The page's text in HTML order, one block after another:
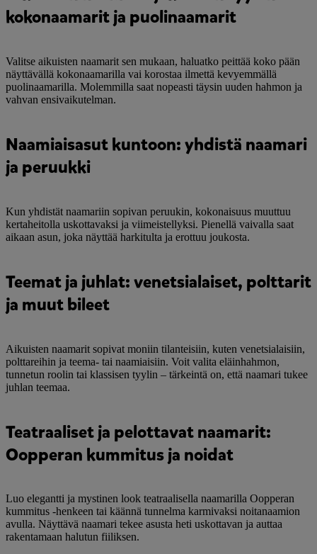
kokonaamarit ja puolinaamarit
Valitse aikuisten naamarit sen mukaan, haluatko peittää koko pään
näyttävällä kokonaamarilla vai korostaa ilmettä kevyemmällä
puolinaamarilla. Molemmilla saat nopeasti täysin uuden hahmon ja
vahvan ensivaikutelman.
Naamiaisasut kuntoon: yhdistä naamari
ja peruukki
Kun yhdistät naamariin sopivan peruukin, kokonaisuus muuttuu
kertaheitolla uskottavaksi ja viimeistellyksi. Pienellä vaivalla saat
aikaan asun, joka näyttää harkitulta ja erottuu joukosta.
Teemat ja juhlat: venetsialaiset, polttarit
ja muut bileet
Aikuisten naamarit sopivat moniin tilanteisiin, kuten venetsialaisiin,
polttareihin ja teema- tai naamiaisiin. Voit valita eläinhahmon,
tunnetun roolin tai klassisen tyylin – tärkeintä on, että naamari tukee
juhlan teemaa.
Teatraaliset ja pelottavat naamarit:
Oopperan kummitus ja noidat
Luo elegantti ja mystinen look teatraalisella naamarilla Oopperan
kummitus -henkeen tai käännä tunnelma karmivaksi noitanaamion
avulla. Näyttävä naamari tekee asusta heti uskottavan ja auttaa
rakentamaan halutun fiiliksen.